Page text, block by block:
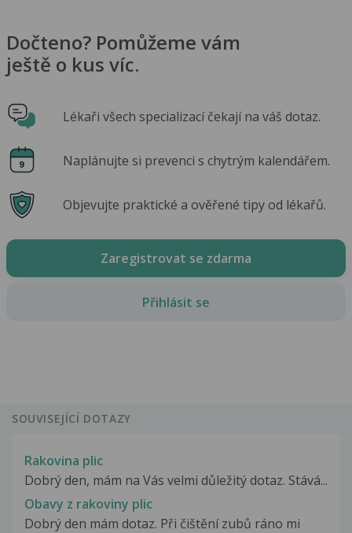
Dočteno? Pomůžeme vám
ještě o kus víc.
Lékaři všech specializací čekají na váš dotaz.
Naplánujte si prevenci s chytrým kalendářem.
Objevujte praktické a ověřené tipy od lékařů.
Zaregistrovat se zdarma
Přihlásit se
SOUVISEJÍCÍ DOTAZY
Rakovina plic
Dobrý den, mám na Vás velmi důležitý dotaz. Stává...
Obavy z rakoviny plic
Dobrý den mám dotaz. Při čištění zubů ráno mi